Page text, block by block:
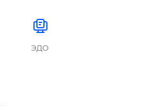
ЭДО